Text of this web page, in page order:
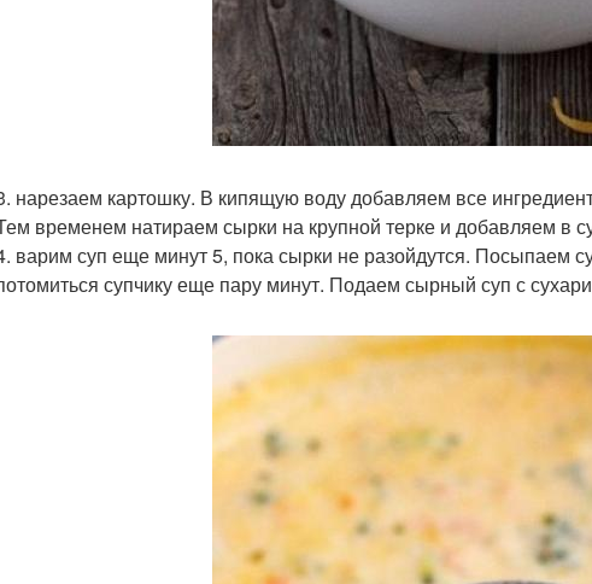
нарезаем картошку. В кипящую воду добавляем все
временем натираем сырки на крупной терке и добавляем в
варим суп еще минут 5, пока сырки не разойдутся. Посыпаем
супчику еще пару минут. Подаем сырный суп с